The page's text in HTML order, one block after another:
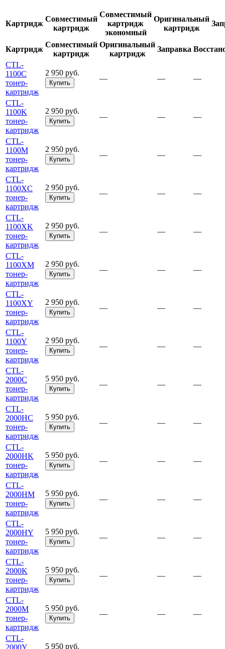
Картридж
Совместимый
картридж
Совместимый
картридж
экономный
Оригинальный
картридж
Картридж
Совместимый
картридж
Оригинальный
картридж
Заправка
CTL-
1100C
тонер-
картридж
2 950 руб.
Купить
— — —
CTL-
1100K
тонер-
картридж
2 950 руб.
Купить
— — —
CTL-
1100M
тонер-
картридж
2 950 руб.
Купить
— — —
CTL-
1100XC
тонер-
картридж
2 950 руб.
Купить
— — —
CTL-
1100XK
тонер-
картридж
2 950 руб.
Купить
— — —
CTL-
1100XM
тонер-
картридж
2 950 руб.
Купить
— — —
CTL-
1100XY
тонер-
картридж
2 950 руб.
Купить
— — —
CTL-
1100Y
тонер-
картридж
2 950 руб.
Купить
— — —
CTL-
2000C
тонер-
картридж
5 950 руб.
Купить
— — —
CTL-
2000HC
тонер-
картридж
5 950 руб.
Купить
— — —
CTL-
2000HK
тонер-
картридж
5 950 руб.
Купить
— — —
CTL-
2000HM
тонер-
картридж
5 950 руб.
Купить
— — —
CTL-
2000HY
тонер-
картридж
5 950 руб.
Купить
— — —
CTL-
2000K
тонер-
картридж
5 950 руб.
Купить
— — —
CTL-
2000M
тонер-
картридж
5 950 руб.
Купить
— — —
CTL-
2000Y
5 950 руб.